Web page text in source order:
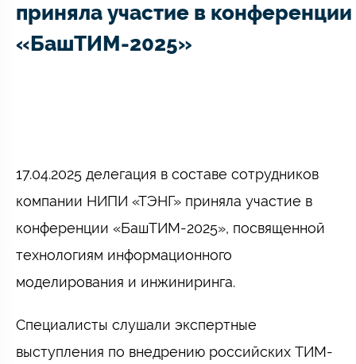
приняла участие в конференции
«БашТИМ-2025»
17.04.2025 делегация в составе сотрудников
компании НИПИ «ТЭНГ» приняла участие в
конференции «БашТИМ-2025», посвященной
технологиям информационного
моделирования и инжиниринга.
Специалисты слушали экспертные
выступления по внедрению российских ТИМ-